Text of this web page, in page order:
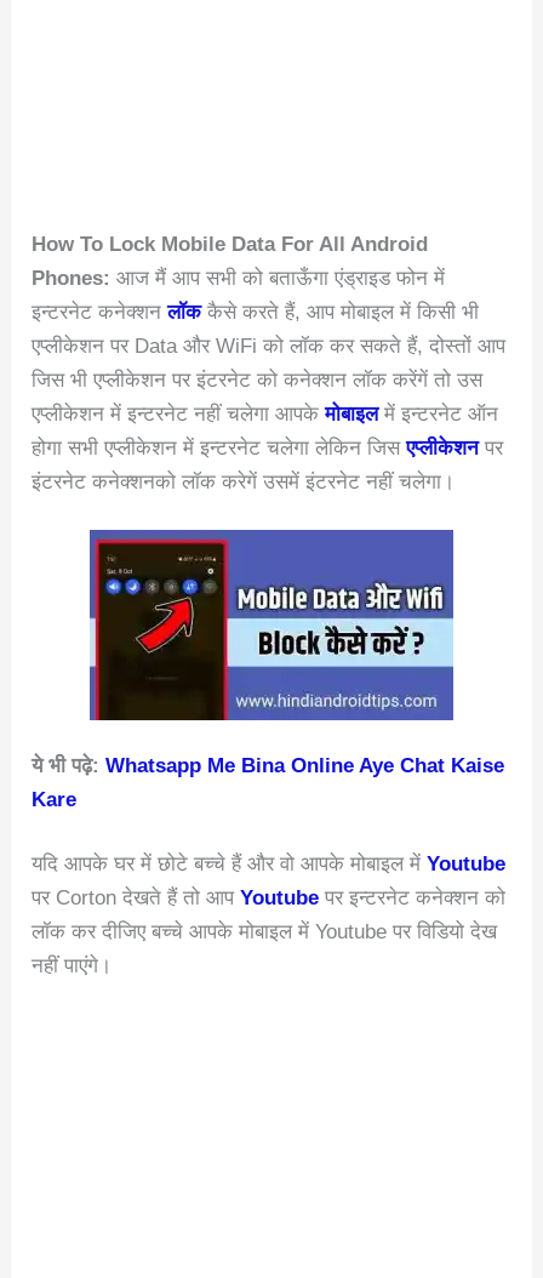
How To Lock Mobile Data For All Android
Phones: आज मैं आप सभी को बताऊँगा एंड्राइड फोन में
इन्टरनेट कनेक्शनलॉककैसे करते हैं, आप मोबाइल में किसी भी
एप्लीकेशन पर Data और WiFi को लॉक कर सकते हैं, दोस्तों आप
जिस भी एप्लीकेशन पर इंटरनेट को कनेक्शन लॉक करेंगें तो उस
एप्लीकेशन में इन्टरनेट नहीं चलेगा आपकेमोबाइलमें इन्टरनेट ऑन
होगा सभी एप्लीकेशन में इन्टरनेट चलेगा लेकिन जिसएप्लीकेशनपर
इंटरनेट कनेक्शनको लॉक करेगें उसमें इंटरनेट नहीं चलेगा।
ये भी पढ़े:Whatsapp Me Bina Online Aye Chat Kaise
Kare
यदि आपके घर में छोटे बच्चे हैं और वो आपके मोबाइल मेंYoutube
पर Corton देखते हैं तो आपYoutube पर इन्टरनेट कनेक्शन को
लॉक कर दीजिए बच्चे आपके मोबाइल में Youtube पर विडियो देख
नहीं पाएंगे।